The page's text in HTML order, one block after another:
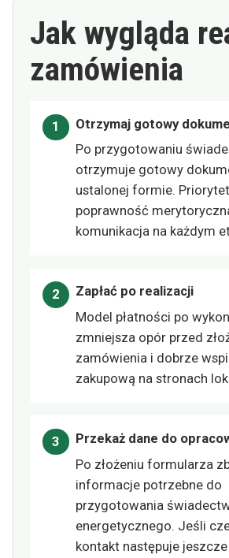
Jak wygląda
zamówienia
Otrzymaj gotowy
Po przygotowaniu
otrzymuje gotowy
ustalonej formie.
poprawność
komunikacja na każdym
Zapłać po realizacji
Model płatności po
zmniejsza opór przed
zamówienia i dobrze
zakupową na stronach
Przekaż dane do
Po złożeniu formularza
informacje potrzebne do
przygotowania
energetycznego. Jeśli
kontakt następuje